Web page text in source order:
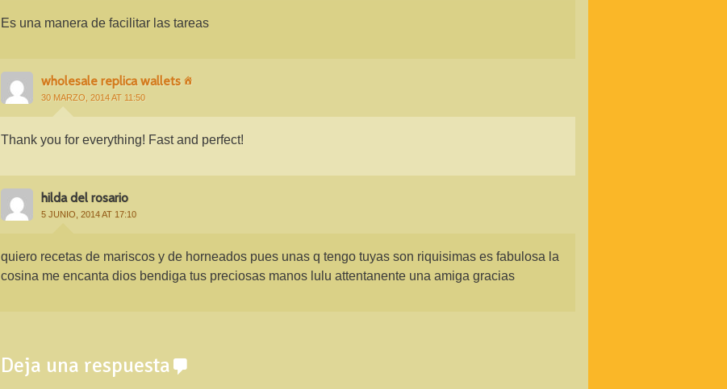
Es una manera de facilitar las tareas
wholesale replica wallets
30 MARZO, 2014 AT 11:50
Thank you for everything! Fast and perfect!
hilda del rosario
5 JUNIO, 2014 AT 17:10
quiero recetas de mariscos y de horneados pues unas q tengo tuyas son riquisimas es fabulosa la
cosina me encanta dios bendiga tus preciosas manos lulu attentanente una amiga gracias
Deja una respuesta